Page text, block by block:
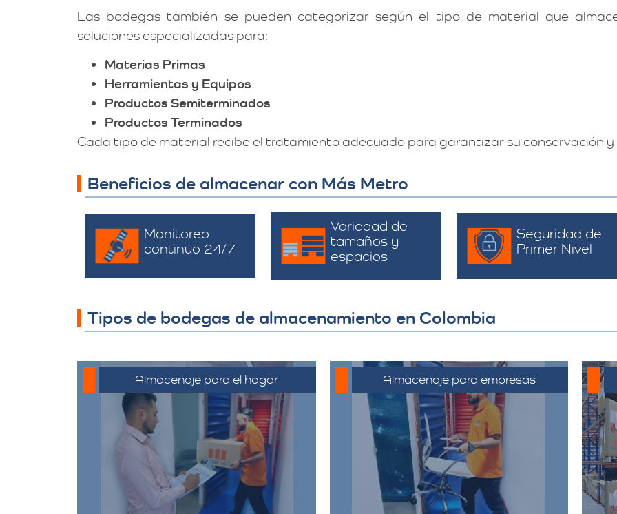
Las bodegas también se pueden categorizar según el tipo de material que
soluciones especializadas para:
Materias Primas
Herramientas y Equipos
Productos Semiterminados
Productos Terminados
Cada tipo de material recibe el tratamiento adecuado para garantizar su conservación y
Beneficios de almacenar con Más Metro
Monitoreo
continuo 24/7
Variedad de
tamaños y
espacios
Seguridad de
Primer Nivel
Tipos de bodegas de almacenamiento en Colombia
Almacenaje para el hogar
Ofrecemos servicios de
almacenamiento para muebles,
electrodomésticos, y
pertenencias personales,
asegurando que sus bienes estén
protegidos y accesibles.
Almacenaje para empresas
Soluciones de almacenamiento
empresarial que incluyen espacio
para mobiliario de oficina,
documentos y equipos. Nuestras
bodegas están diseñadas para
satisfacer las necesidades de su
negocio, proporcionando un